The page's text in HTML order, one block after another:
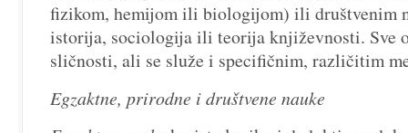
fizikom, hemijom ili biologijom) ili društvenim
istorija, sociologija ili teorija književnosti. Sve
sličnosti, ali se služe i specifičnim, različitim
Egzaktne, prirodne i društvene nauke